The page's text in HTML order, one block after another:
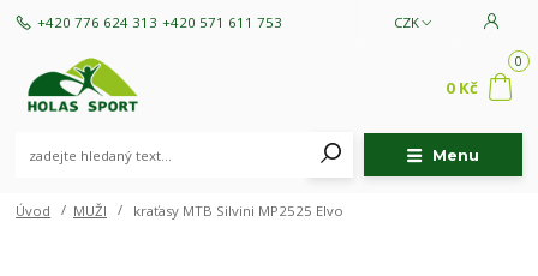
Menu
CZK
+420 776 624 313 +420 571 611 753
0
0 Kč
Úvod MUŽI kraťasy MTB Silvini MP2525 Elvo